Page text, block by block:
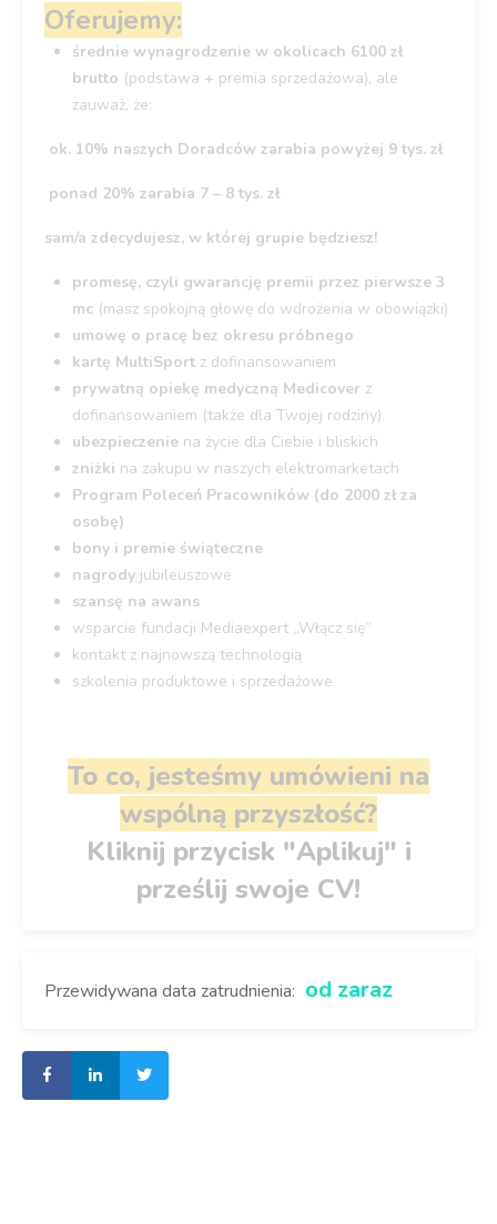
Oferujemy:
średnie wynagrodzenie w okolicach 6100 zł
brutto (podstawa + premia sprzedażowa), ale
zauważ, że:
ok. 10% naszych Doradców zarabia powyżej 9 tys. zł
ponad 20% zarabia 7 – 8 tys. zł
sam/a zdecydujesz, w której grupie będziesz!
promesę, czyli gwarancję premii przez pierwsze 3
mc (masz spokojną głowę do wdrożenia w obowiązki)
umowę o pracę bez okresu próbnego
kartę MultiSport z dofinansowaniem
prywatną opiekę medyczną Medicover z
dofinansowaniem (także dla Twojej rodziny)
ubezpieczenie na życie dla Ciebie i bliskich
zniżki na zakupu w naszych elektromarketach
Program Poleceń Pracowników (do 2000 zł za
osobę)
bony i premie świąteczne
nagrody jubileuszowe
szansę na awans
wsparcie fundacji Mediaexpert „Włącz się”
kontakt z najnowszą technologią
szkolenia produktowe i sprzedażowe
To co, jesteśmy umówieni na
wspólną przyszłość?
Kliknij przycisk "Aplikuj" i
prześlij swoje CV!
Przewidywana data zatrudnienia: od zaraz